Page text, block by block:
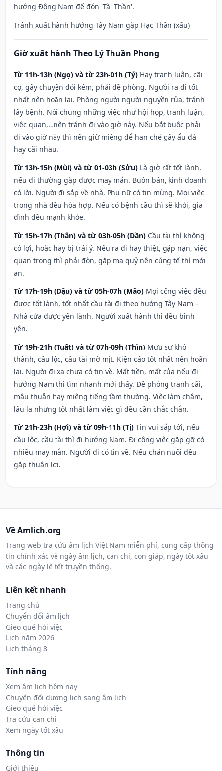
hướng Đông Nam để đón 'Tài Thần'.
Tránh xuất hành hướng Tây Nam gặp Hạc Thần (xấu)
Giờ xuất hành Theo Lý Thuần Phong
Từ 11h-13h (Ngọ) và từ 23h-01h (Tý) Hay tranh luận, cãi
cọ, gây chuyện đói kém, phải đề phòng. Người ra đi tốt
nhất nên hoãn lại. Phòng người người nguyền rủa, tránh
lây bệnh. Nói chung những việc như hội họp, tranh luận,
việc quan,…nên tránh đi vào giờ này. Nếu bắt buộc phải
đi vào giờ này thì nên giữ miệng để hạn ché gây ẩu đả
hay cãi nhau.
Từ 13h-15h (Mùi) và từ 01-03h (Sửu) Là giờ rất tốt lành,
nếu đi thường gặp được may mắn. Buôn bán, kinh doanh
có lời. Người đi sắp về nhà. Phụ nữ có tin mừng. Mọi việc
trong nhà đều hòa hợp. Nếu có bệnh cầu thì sẽ khỏi, gia
đình đều mạnh khỏe.
Từ 15h-17h (Thân) và từ 03h-05h (Dần) Cầu tài thì không
có lợi, hoặc hay bị trái ý. Nếu ra đi hay thiệt, gặp nạn, việc
quan trọng thì phải đòn, gặp ma quỷ nên cúng tế thì mới
an.
Từ 17h-19h (Dậu) và từ 05h-07h (Mão) Mọi công việc đều
được tốt lành, tốt nhất cầu tài đi theo hướng Tây Nam –
Nhà cửa được yên lành. Người xuất hành thì đều bình
yên.
Từ 19h-21h (Tuất) và từ 07h-09h (Thìn) Mưu sự khó
thành, cầu lộc, cầu tài mờ mịt. Kiện cáo tốt nhất nên hoãn
lại. Người đi xa chưa có tin về. Mất tiền, mất của nếu đi
hướng Nam thì tìm nhanh mới thấy. Đề phòng tranh cãi,
mâu thuẫn hay miệng tiếng tầm thường. Việc làm chậm,
lâu la nhưng tốt nhất làm việc gì đều cần chắc chắn.
Từ 21h-23h (Hợi) và từ 09h-11h (Tị) Tin vui sắp tới, nếu
cầu lộc, cầu tài thì đi hướng Nam. Đi công việc gặp gỡ có
nhiều may mắn. Người đi có tin về. Nếu chăn nuôi đều
gặp thuận lợi.
Về Amlich.org
Trang web tra cứu âm lịch Việt Nam miễn phí, cung cấp thông
tin chính xác về ngày âm lịch, can chi, con giáp, ngày tốt xấu
và các ngày lễ tết truyền thống.
Liên kết nhanh
Trang chủ
Chuyển đổi âm lịch
Gieo quẻ hỏi việc
Lịch năm 2026
Lịch tháng 8
Tính năng
Xem âm lịch hôm nay
Chuyển đổi dương lịch sang âm lịch
Gieo quẻ hỏi việc
Tra cứu can chi
Xem ngày tốt xấu
Thông tin
Giới thiệu